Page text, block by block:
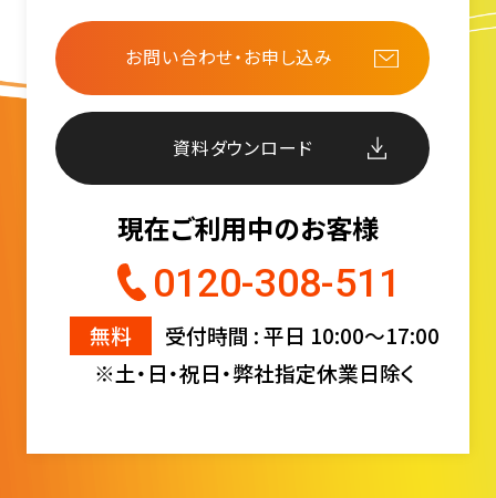
お問い合わせ・お申し込み
資料ダウンロード
現在ご利用中のお客様
0120-308-511
無料
受付時間 : 平日 10:00〜17:00
※土・日・祝日・弊社指定休業日除く